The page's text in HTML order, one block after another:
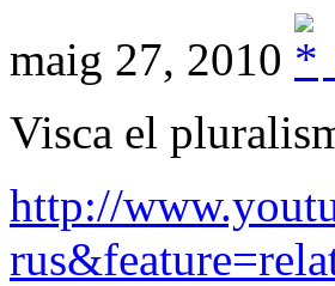
maig 27, 2010
Visca el
http://